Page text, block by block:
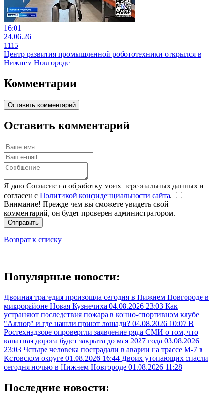
16:01
24.06.26
1115
Центр развития промышленной робототехники открылся в
Нижнем Новгороде
Комментарии
Оставить комментарий
Оставить комментарий
Я даю Согласие на обработку моих персональных данных и
согласен с Политикой конфиденциальности сайта.
Внимание! Прежде чем вы сможете увидеть свой
комментарий, он будет проверен администратором.
Отправить
Возврат к списку
Популярные новости:
Двойная трагедия произошла сегодня в Нижнем Новгороде в
микрорайоне Новая Кузнечиха 04.08.2026 23:03 Как
устраняют последствия пожара в конно-спортивном клубе
"Аллюр" и где нашли приют лошади? 04.08.2026 10:07 В
Ростехнадзоре опровергли заявление ряда СМИ о том, что
канатная дорога будет закрыта до мая 2027 года 03.08.2026
23:03 Четыре человека пострадали в аварии на трассе М-7 в
Кстовском округе 01.08.2026 16:44 Двоих утопающих спасли
сегодня ночью в Нижнем Новгороде 01.08.2026 11:28
Последние новости: